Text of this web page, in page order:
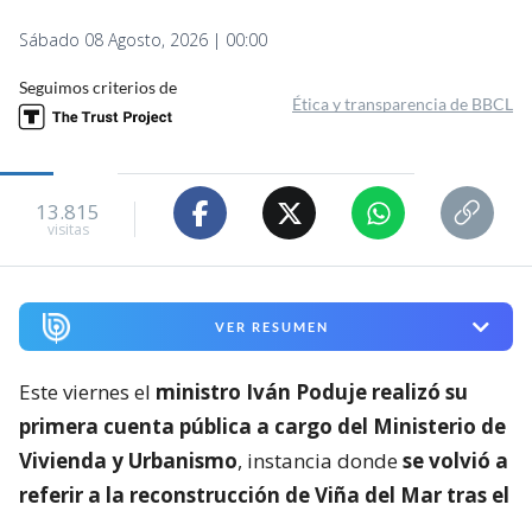
Sábado 08 Agosto, 2026 | 00:00
Seguimos criterios de
Ética y transparencia de BBCL
13.815
visitas
VER RESUMEN
Este viernes el ministro Iván Poduje realizó su
primera cuenta pública a cargo del Ministerio de
Vivienda y Urbanismo, instancia dondese volvió a
referir a la reconstrucción de Viña del Mar tras el